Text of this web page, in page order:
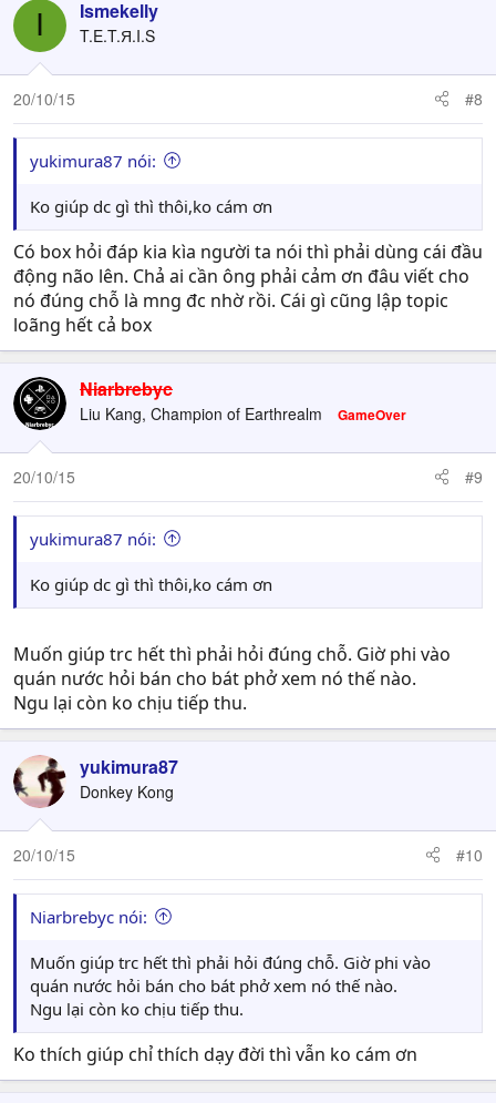
I Ismekelly
T.E.T.Я.I.S
20/10/15 #8
yukimura87 nói:
Ko giúp dc gì thì thôi,ko cám ơn
Có box hỏi đáp kia kìa người ta nói thì phải dùng cái đầu
động não lên. Chả ai cần ông phải cảm ơn đâu viết cho
nó đúng chỗ là mng đc nhờ rồi. Cái gì cũng lập topic
loãng hết cả box
Niarbrebyc
Liu Kang, Champion of Earthrealm GameOver
20/10/15 #9
yukimura87 nói:
Ko giúp dc gì thì thôi,ko cám ơn
Muốn giúp trc hết thì phải hỏi đúng chỗ. Giờ phi vào
quán nước hỏi bán cho bát phở xem nó thế nào.
Ngu lại còn ko chịu tiếp thu.
yukimura87
Donkey Kong
20/10/15 #10
Niarbrebyc nói:
Muốn giúp trc hết thì phải hỏi đúng chỗ. Giờ phi vào
quán nước hỏi bán cho bát phở xem nó thế nào.
Ngu lại còn ko chịu tiếp thu.
Ko thích giúp chỉ thích dạy đời thì vẫn ko cám ơn